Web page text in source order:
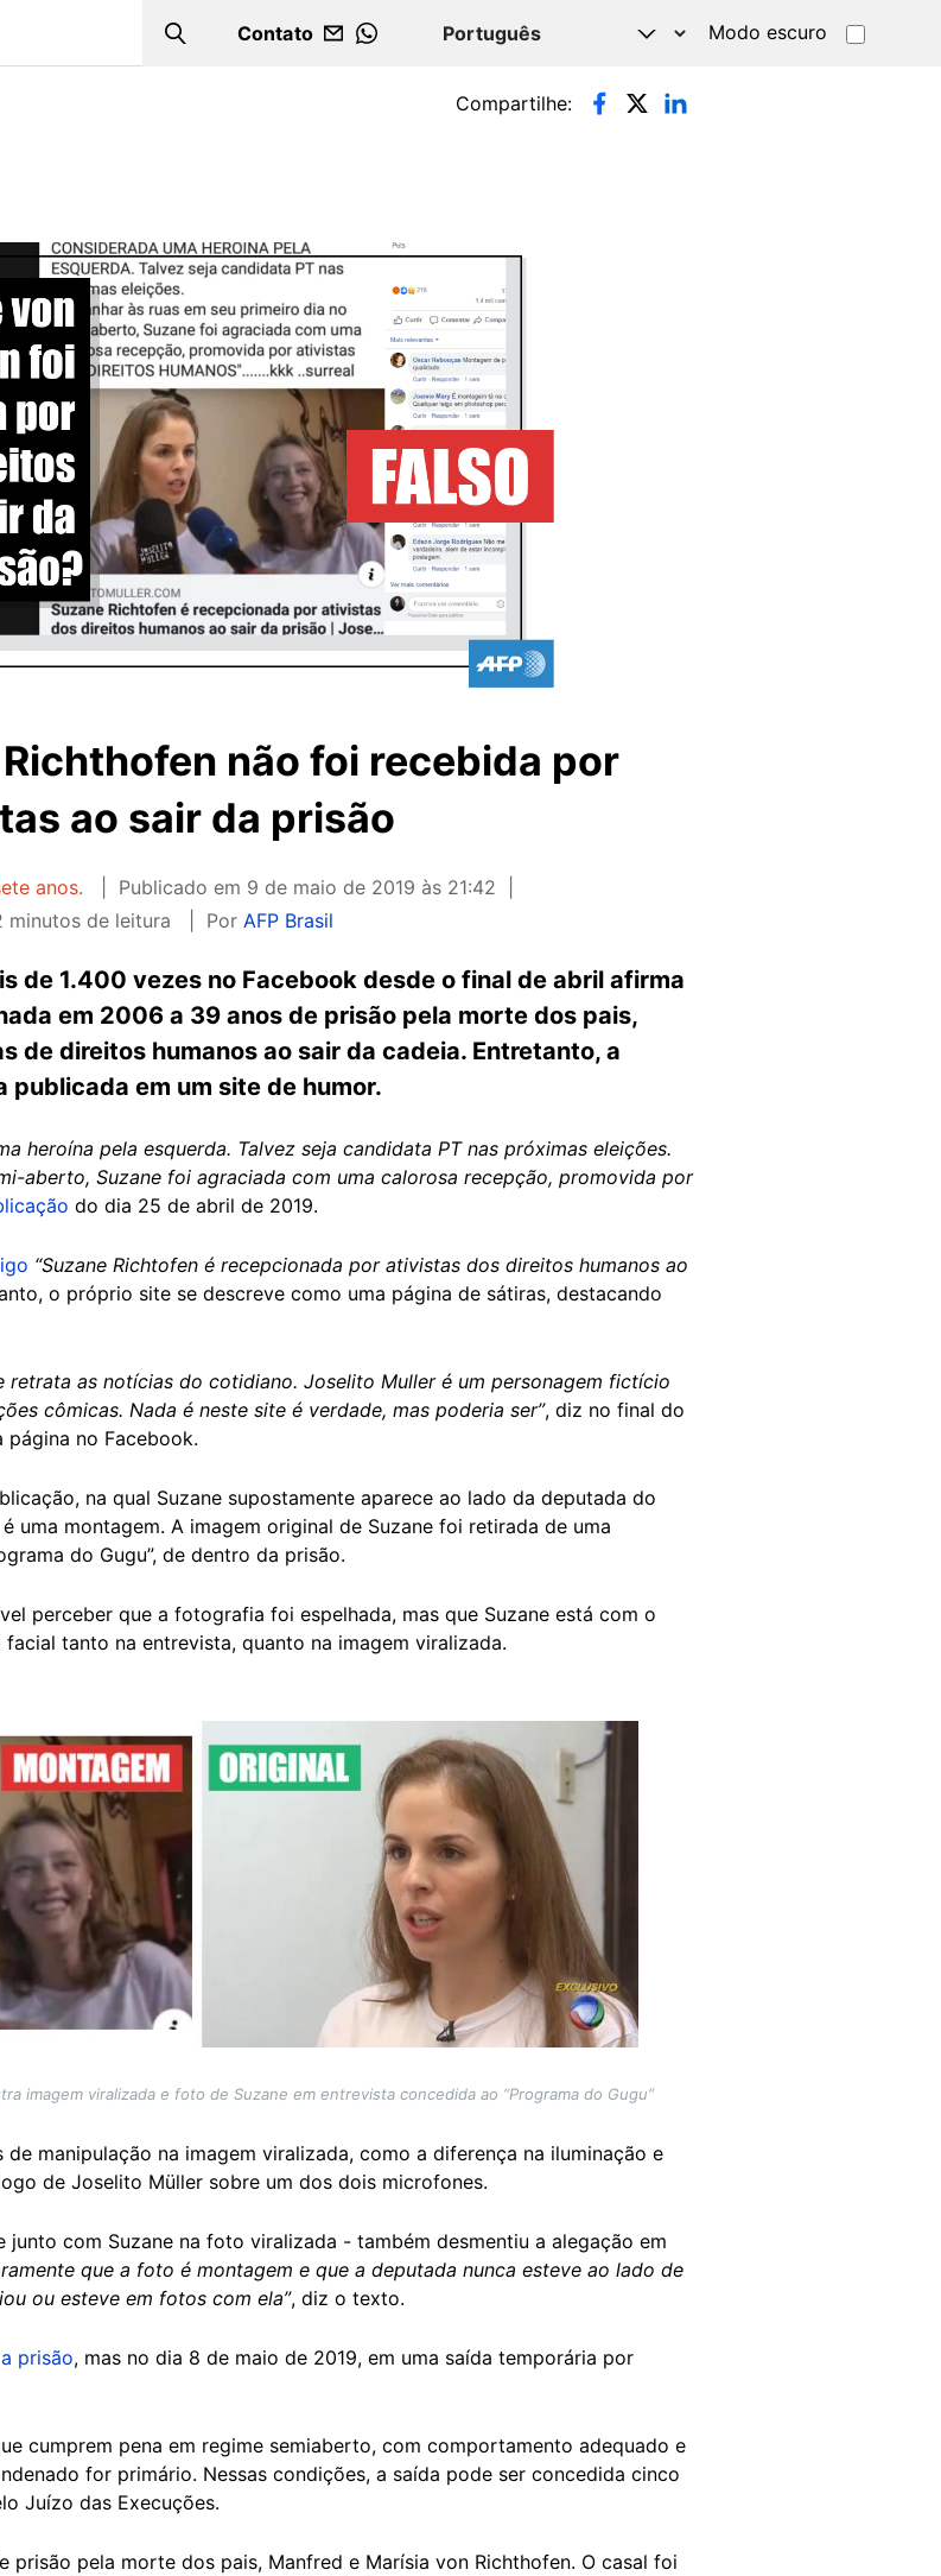
Search
Contato
WHATSAPP
Modo escuro
Compartilhe:
não foi recebida por
ao sair da prisão
anos. Publicado em 9 de maio de 2019 às 21:42
minutos de leitura
Por AFP Brasil
de 1.400 vezes no Facebook desde o final de abril afirma
em 2006 a 39 anos de prisão pela morte dos pais,
de direitos humanos ao sair da cadeia. Entretanto, a
publicada em um site de humor.
heroína pela esquerda. Talvez seja candidata PT nas próximas eleições.
aberto, Suzane foi agraciada com uma calorosa recepção, promovida por
do dia 25 de abril de 2019.
“Suzane Richtofen é recepcionada por ativistas dos direitos humanos ao
o próprio site se descreve como uma página de sátiras, destacando
retrata as notícias do cotidiano. Joselito Muller é um personagem fictício
cômicas. Nada é neste site é verdade, mas poderia ser”, diz no final do
página no Facebook.
na qual Suzane supostamente aparece ao lado da deputada do
uma montagem. A imagem original de Suzane foi retirada de uma
do Gugu”, de dentro da prisão.
perceber que a fotografia foi espelhada, mas que Suzane está com o
tanto na entrevista, quanto na imagem viralizada.
imagem viralizada e foto de Suzane em entrevista concedida ao “Programa do Gugu”
manipulação na imagem viralizada, como a diferença na iluminação e
de Joselito Müller sobre um dos dois microfones.
com Suzane na foto viralizada - também desmentiu a alegação em
que a foto é montagem e que a deputada nunca esteve ao lado de
ou esteve em fotos com ela”, diz o texto.
prisão, mas no dia 8 de maio de 2019, em uma saída temporária por
cumprem pena em regime semiaberto, com comportamento adequado e
for primário. Nessas condições, a saída pode ser concedida cinco
Juízo das Execuções.
prisão pela morte dos pais, Manfred e Marísia von Richthofen. O casal foi